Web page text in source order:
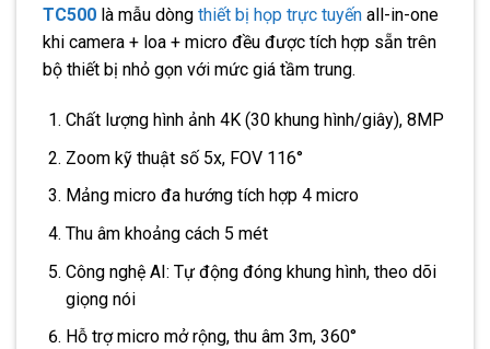
TC500 là mẫu dòng thiết bị họp trực tuyến all-in-one
khi camera + loa + micro đều được tích hợp sẵn trên
bộ thiết bị nhỏ gọn với mức giá tầm trung.
Chất lượng hình ảnh 4K (30 khung hình/giây), 8MP
Zoom kỹ thuật số 5x, FOV 116°
Mảng micro đa hướng tích hợp 4 micro
Thu âm khoảng cách 5 mét
Công nghệ AI: Tự động đóng khung hình, theo dõi
giọng nói
Hỗ trợ micro mở rộng, thu âm 3m, 360°